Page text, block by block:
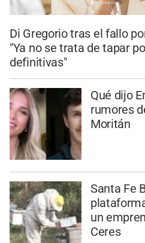
Di Gregorio tras el fallo
"Ya no se trata de tapar
definitivas"
Qué dijo
rumores
Moritán
Santa Fe
un
Ceres